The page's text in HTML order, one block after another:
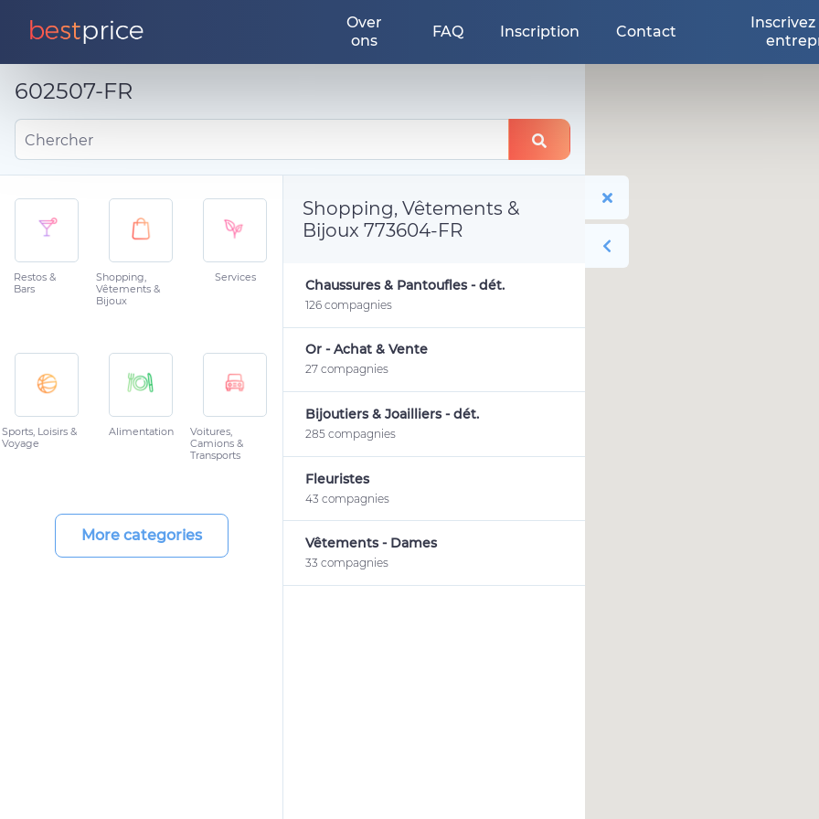
Over
ons
FAQ Inscription Contact
602507-FR
Chercher
Restos &
Bars
Shopping,
Vêtements &
Bijoux
Services
Sports, Loisirs &
Voyage
Alimentation
Voitures,
Camions &
Transports
More categories
Shopping, Vêtements &
Bijoux 773604-FR
Chaussures & Pantoufles - dét.
126 compagnies
Or - Achat & Vente
27 compagnies
Bijoutiers & Joailliers - dét.
285 compagnies
Fleuristes
43 compagnies
Vêtements - Dames
33 compagnies